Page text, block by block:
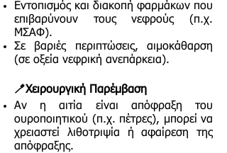
Εντοπισμός και διακοπή φαρμάκων που
επιβαρύνουν τους νεφρούς (π.χ.
ΜΣΑΦ).
Σε βαριές περιπτώσεις, αιμοκάθαρση
(σε οξεία νεφρική ανεπάρκεια).
🪥Χειρουργική Παρέμβαση
Αν η αιτία είναι απόφραξη του
ουροποιητικού (π.χ. πέτρες), μπορεί να
χρειαστεί λιθοτριψία ή αφαίρεση της
απόφραξης.